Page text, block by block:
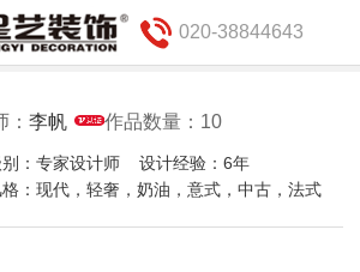
020-38844643
李帆 作品数量：10
：专家设计师
设计经验：6年
：现代，轻奢，奶油，意式，中古，法式